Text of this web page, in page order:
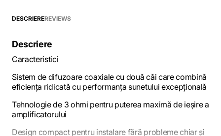
DESCRIEREREVIEWS
Descriere
Caracteristici
Sistem de difuzoare coaxiale cu două căi care combină
eficiența ridicată cu performanța sunetului excepțională
Tehnologie de 3 ohmi pentru puterea maximă de ieșire a
amplificatorului
Design compact pentru instalare fără probleme chiar și